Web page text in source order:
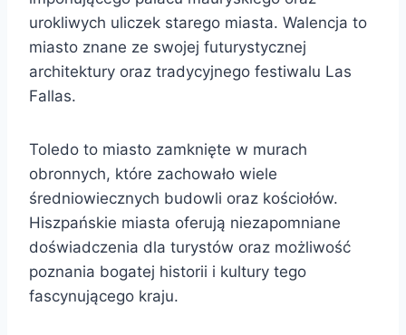
urokliwych uliczek starego miasta. Walencja to
miasto znane ze swojej futurystycznej
architektury oraz tradycyjnego festiwalu Las
Fallas.
Toledo to miasto zamknięte w murach
obronnych, które zachowało wiele
średniowiecznych budowli oraz kościołów.
Hiszpańskie miasta oferują niezapomniane
doświadczenia dla turystów oraz możliwość
poznania bogatej historii i kultury tego
fascynującego kraju.